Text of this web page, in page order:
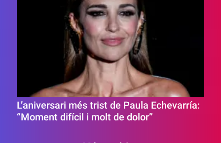
L’aniversari més trist de Paula Echevarría:
“Moment difícil i molt de dolor”